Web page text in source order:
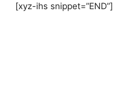
[xyz-ihs snippet=”END”]